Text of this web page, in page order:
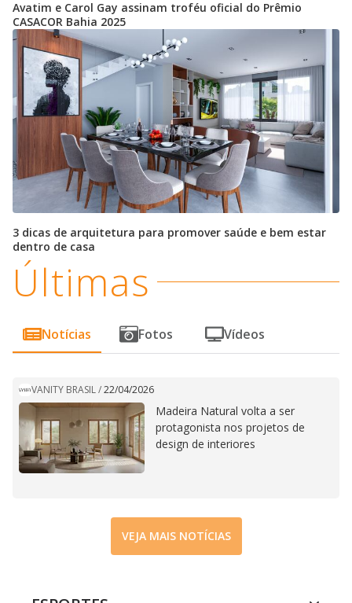
Avatim e Carol Gay assinam troféu oficial do Prêmio
CASACOR Bahia 2025
3 dicas de arquitetura para promover saúde e bem estar
dentro de casa
Últimas
Notícias Fotos Vídeos
VANITY BRASIL/22/04/2026
Madeira Natural volta a ser
protagonista nos projetos de
design de interiores
VEJA MAIS NOTÍCIAS